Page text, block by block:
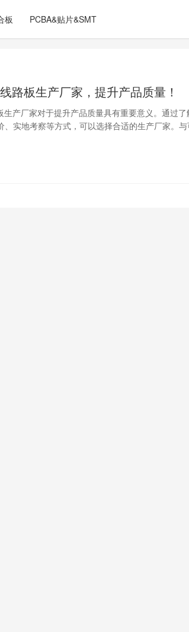
板 PCBA&贴片&SMT
路板生产厂家，提升产品质量！
生产厂家对于提升产品质量具有重要意义。通过
、实地考察等方式，可以选择合适的生产厂家。